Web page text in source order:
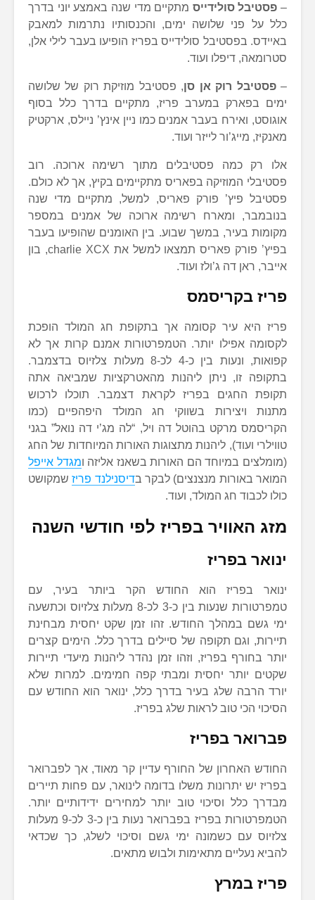
– פסטיבל סולידייס מתקיים מדי שנה באמצע יוני בדרך
כלל על פני שלושה ימים, והכנסותיו נתרמות למאבק
באיידס. בפסטיבל סולידייס בפריז הופיעו בעבר לילי אלן,
סטרומאה, דיפלו ועוד.
–פסטיבל רוק אן סן, פסטיבל מוזיקת רוק של שלושה
ימים בפארק במערב פריז, מתקיים בדרך כלל בסוף
אוגוסט, ואירח בעבר אמנים כמו ניין אינץ’ ניילס, ארקטיק
מאנקיז, מייג’ור לייזר ועוד.
אלו רק כמה פסטיבלים מתוך רשימה ארוכה. רוב
פסטיבלי המוזיקה בפאריס מתקיימים בקיץ, אך לא כולם.
פסטיבל פיץ’ פורק פאריס, למשל, מתקיים מדי שנה
בנובמבר, ומארח רשימה ארוכה של אמנים במספר
מקומות בעיר, במשך שבוע. בין האומנים שהופיעו בעבר
בפיץ’ פורק פאריס תמצאו למשל את charlie XCX, בון
אייבר, ראן דה ג’ולז ועוד.
פריז בקריסמס
פריז היא עיר קסומה אך בתקופת חג המולד הופכת
לקסומה אפילו יותר. הטמפרטורות אמנם קרות אך לא
קפואות, ונעות בין כ-4 לכ-8 מעלות צלזיוס בדצמבר.
בתקופה זו, ניתן ליהנות מהאטרקציות שמביאה אתה
תקופת החגים בפריז לקראת דצמבר. תוכלו לרכוש
מתנות ויצירות בשווקי חג המולד היפהפיים (כמו
הקריסמס מרקט בהוטל דה ויל, “לה מג’י דה נואל” בגני
טווילרי ועוד), ליהנות מתצוגות האורות המיוחדות של החג
(מומלצים במיוחד הם האורות בשאנז אליזה ומגדל אייפל
המואר באורות מנצנצים) לבקר בדיסנילנד פריזשמקושט
כולו לכבוד חג המולד, ועוד.
מזג האוויר בפריז לפי חודשי השנה
ינואר בפריז
ינואר בפריז הוא החודש הקר ביותר בעיר, עם
טמפרטורות שנעות בין כ-3 לכ-8 מעלות צלזיוס וכתשעה
ימי גשם במהלך החודש. זהו זמן שקט יחסית מבחינת
תיירות, וגם תקופה של סיילים בדרך כלל. הימים קצרים
יותר בחורף בפריז, וזהו זמן נהדר ליהנות מיעדי תיירות
שקטים יותר יחסית ומבתי קפה חמימים. למרות שלא
יורד הרבה שלג בעיר בדרך כלל, ינואר הוא החודש עם
הסיכוי הכי טוב לראות שלג בפריז.
פברואר בפריז
החודש האחרון של החורף עדיין קר מאוד, אך לפברואר
בפריז יש יתרונות משלו בדומה לינואר, עם פחות תיירים
מבדרך כלל וסיכוי טוב יותר למחירים ידידותיים יותר.
הטמפרטורות בפריז בפברואר נעות בין כ-3 לכ-9 מעלות
צלזיוס עם כשמונה ימי גשם וסיכוי לשלג, כך שכדאי
להביא נעליים מתאימות ולבוש מתאים.
פריז במרץ